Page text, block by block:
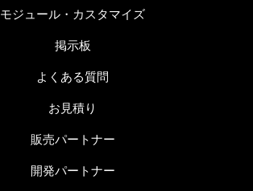
モジュール・カスタマイズ
掲示板
よくある質問
お見積り
販売パートナー
開発パートナー